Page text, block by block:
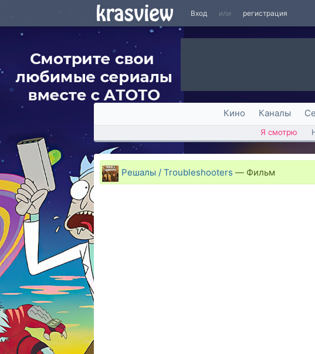
Вход или регистрация
Кино Каналы
Я смотрю
Решалы / Troubleshooters — Фильм